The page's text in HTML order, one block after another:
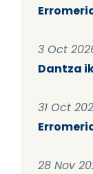
3 Oct
Dantza
31 Oct
28 Nov